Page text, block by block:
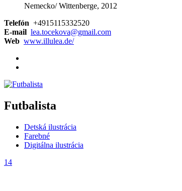
Nemecko/ Wittenberge, 2012
Telefón +4915115332520
E-mail lea.tocekova@gmail.com
Web www.illulea.de/
Futbalista
Detská ilustrácia
Farebné
Digitálna ilustrácia
14